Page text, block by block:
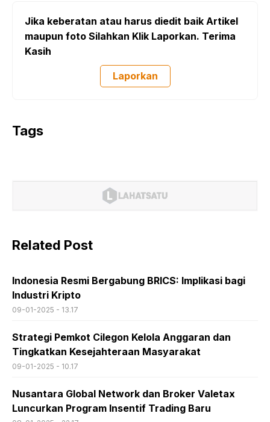
Jika keberatan atau harus diedit baik Artikel
maupun foto Silahkan Klik Laporkan. Terima
Kasih
Laporkan
Tags
Related Post
Indonesia Resmi Bergabung BRICS: Implikasi bagi
Industri Kripto
09-01-2025 - 13.17
Strategi Pemkot Cilegon Kelola Anggaran dan
Tingkatkan Kesejahteraan Masyarakat
09-01-2025 - 10.17
Nusantara Global Network dan Broker Valetax
Luncurkan Program Insentif Trading Baru